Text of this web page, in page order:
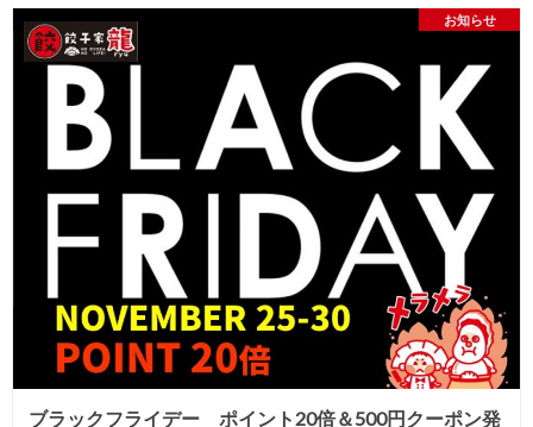
お知らせ
ブラックフライデー ポイント20倍＆500円クーポン発